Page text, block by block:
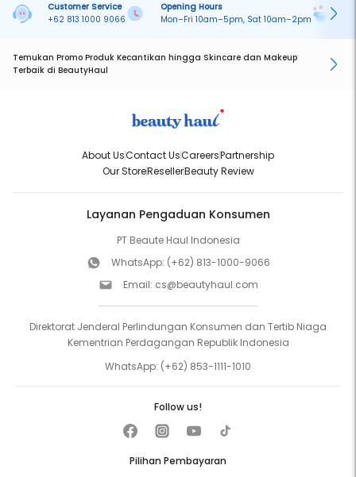
Customer Service
+62 813 1000 9066
Opening Hours
Mon–Fri 10am–5pm, Sat 10am–2pm
Temukan Promo Produk Kecantikan hingga Skincare dan Makeup
Terbaik di BeautyHaul
About UsContact UsCareersPartnership
Our StoreResellerBeauty Review
Layanan Pengaduan Konsumen
PT Beaute Haul Indonesia
WhatsApp: (+62) 813-1000-9066
Email: cs@beautyhaul.com
Direktorat Jenderal Perlindungan Konsumen dan Tertib Niaga
Kementrian Perdagangan Republik Indonesia
WhatsApp: (+62) 853-1111-1010
Pilihan Pembayaran
Follow us!